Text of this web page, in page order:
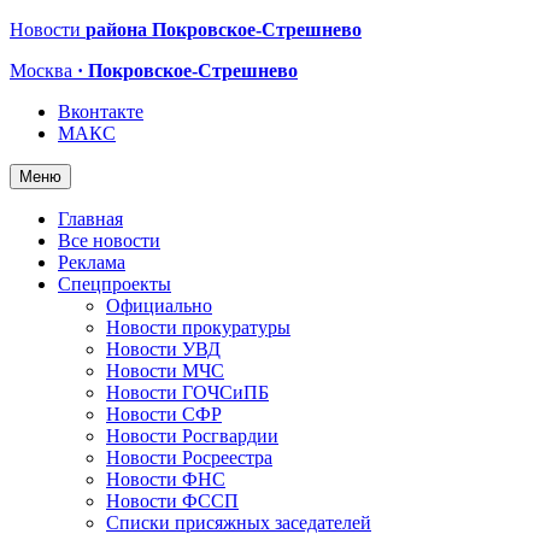
Новости района Покровское-Стрешнево
Москва · Покровское-Стрешнево
Вконтакте
МАКС
Меню
Главная
Все новости
Реклама
Спецпроекты
Официально
Новости прокуратуры
Новости УВД
Новости МЧС
Новости ГОЧСиПБ
Новости СФР
Новости Росгвардии
Новости Росреестра
Новости ФНС
Новости ФССП
Списки присяжных заседателей